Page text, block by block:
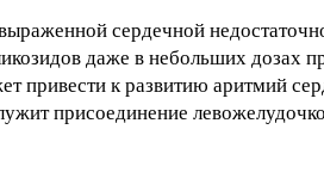
сердечной
даже в небольших дозах
привести к развитию аритмий
присоединение